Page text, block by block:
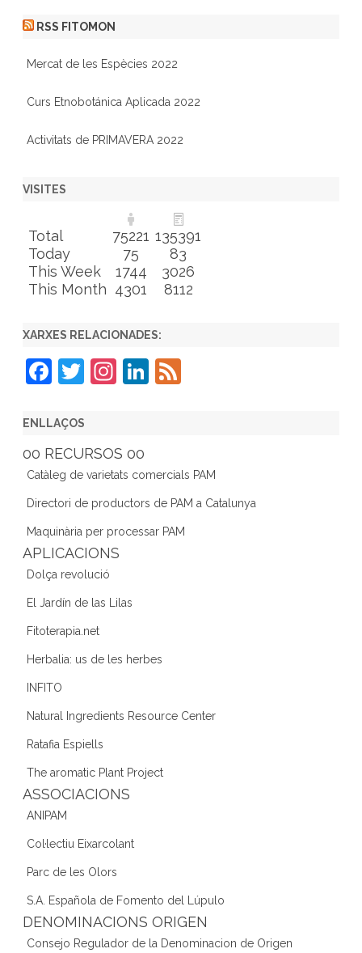
RSS FITOMON
Mercat de les Espècies 2022
Curs Etnobotánica Aplicada 2022
Activitats de PRIMAVERA 2022
VISITES
Total 75221 135391
Today
75
83
This Week
1744
3026
This Month 4301 8112
XARXES RELACIONADES:
F
c
e
b
o
o
k
T
er
In
gr
a
m
Li
dI
n
ENLLAÇOS
00 RECURSOS 00
Catàleg de varietats comercials PAM
Directori de productors de PAM a Catalunya
Maquinària per processar PAM
APLICACIONS
Dolça revolució
El Jardín de las Lilas
Fitoterapia.net
Herbalia: us de les herbes
INFITO
Natural Ingredients Resource Center
Ratafia Espiells
The aromatic Plant Project
ASSOCIACIONS
ANIPAM
Col·lectiu Eixarcolant
Parc de les Olors
S.A. Española de Fomento del Lúpulo
DENOMINACIONS ORIGEN
Consejo Regulador de la Denominacion de Origen